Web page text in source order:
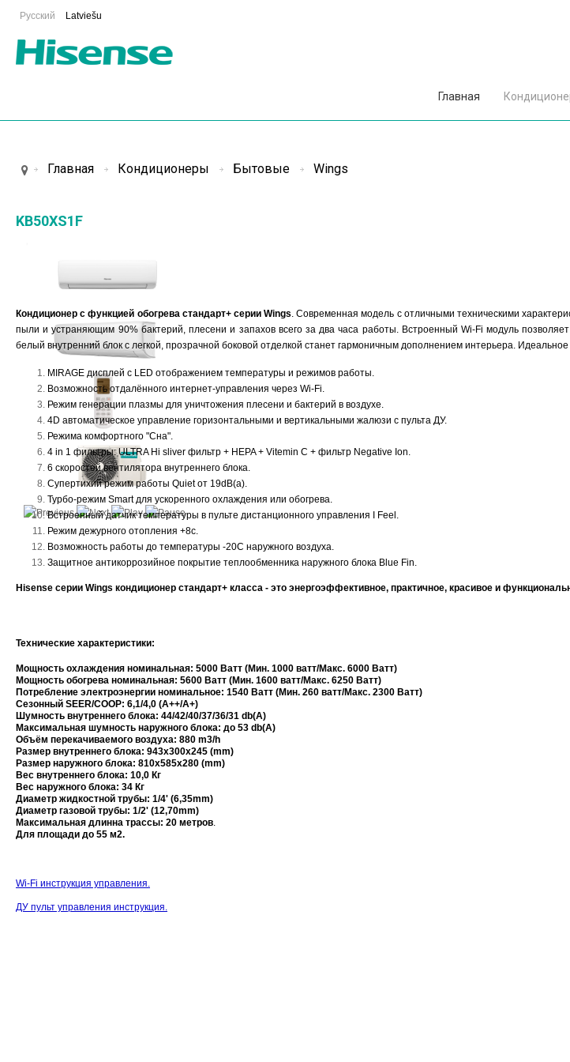
Русский Latviešu
Главная
Главная Кондиционеры Бытовые Wings
KB50XS1F
Кондиционер с функцией обогрева стандарт+серииWings. Современная модель с отличными техническими
пыли и устраняющим 90% бактерий, плесени и запахов всего за два часа работы. Встроенный Wi-Fi модуль
белый внутренний блок с легкой, прозрачной боковой отделкой станет гармоничным дополнением интерьера.
MIRAGE дисплей с LED отображением температуры и режимов работы.
Возможность отдалённого интернет-управления через Wi-Fi.
Режим генерации плазмы для уничтожения плесени и бактерий в воздухе.
4D автоматическое управление горизонтальными и вертикальными жалюзи с пульта ДУ.
Режима комфортного "Сна".
4 in 1 фильтры: ULTRA Hi sliver фильтр + HEPA + Vitemin C + фильтр Negative Ion.
6 скоростей вентилятора внутреннего блока.
Супертихий режим работы Quiet от 19dB(a).
Турбо-режим Smart для ускоренного охлаждения или обогрева.
Встроенный датчик температуры в пульте дистанционного управления I Feel.
Режим дежурного отопления +8с.
Возможность работы до температуры -20С наружного воздуха.
Защитное антикоррозийное покрытие теплообменника наружного блока Blue Fin.
Hisense серии Wings кондиционер стандарт+ класса - это энергоэффективное, практичное, красивое и
Технические характеристики:
Мощность охлаждения номинальная: 5000 Ватт (Мин. 1000 ватт/Макс. 6000 Ватт)
Мощность обогрева номинальная: 5600 Ватт (Мин. 1600 ватт/Макс. 6250 Ватт)
Потребление электроэнергии номинальное: 1540 Ватт (Мин. 260 ватт/Макс. 2300 Ватт)
Сезонный SEER/COOP: 6,1/4,0 (A++/A+)
Шумность внутреннего блока: 44/42/40/37/36/31 db(A)
Максимальная шумность наружного блока: до 53 db(A)
Объём перекачиваемого воздуха: 880 m3/h
Размер внутреннего блока: 943x300x245 (mm)
Размер наружного блока: 810х585x280 (mm)
Вес внутреннего блока: 10,0 Кг
Вес наружного блока: 34 Кг
Диаметр жидкостной трубы: 1/4' (6,35mm)
Диаметр газовой трубы: 1/2' (12,70mm)
Максимальная длинна трассы: 20 метров.
Для площади до 55 м2.
Wi-Fi инструкция управления.
ДУ пульт управления инструкция.